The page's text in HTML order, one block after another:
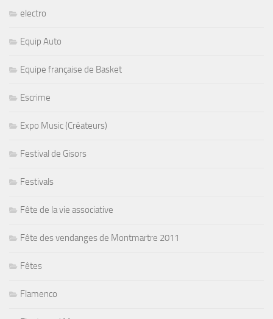
electro
Equip Auto
Equipe française de Basket
Escrime
Expo Music (Créateurs)
Festival de Gisors
Festivals
Fête de la vie associative
Fête des vendanges de Montmartre 2011
Fêtes
Flamenco